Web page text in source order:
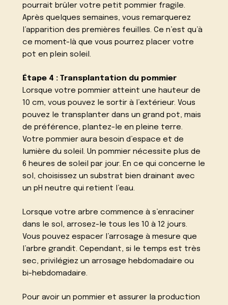
pourrait brûler votre petit pommier fragile.
Après quelques semaines, vous remarquerez
l’apparition des premières feuilles. Ce n’est qu’à
ce moment-là que vous pourrez placer votre
pot en plein soleil.
Étape 4 : Transplantation du pommier
Lorsque votre pommier atteint une hauteur de
10 cm, vous pouvez le sortir à l’extérieur. Vous
pouvez le transplanter dans un grand pot, mais
de préférence, plantez-le en pleine terre.
Votre pommier aura besoin d’espace et de
lumière du soleil. Un pommier nécessite plus de
6 heures de soleil par jour. En ce qui concerne le
sol, choisissez un substrat bien drainant avec
un pH neutre qui retient l’eau.
Lorsque votre arbre commence à s’enraciner
dans le sol, arrosez-le tous les 10 à 12 jours.
Vous pouvez espacer l’arrosage à mesure que
l’arbre grandit. Cependant, si le temps est très
sec, privilégiez un arrosage hebdomadaire ou
bi-hebdomadaire.
Pour avoir un pommier et assurer la production